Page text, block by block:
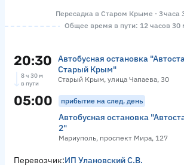
Пересадка в Старом Крыме · 3 часа
Общее время в пути: 12 часов 30
20:30
Автобусная остановка
Старый Крым"
Старый Крым, улица Чапаева, 30
8 ч 30 м
в пути
05:00 прибытие на след. день
Автобусная остановка
2"
Мариуполь, проспект Мира, 127
Перевозчик:ИП Улановский С.В.